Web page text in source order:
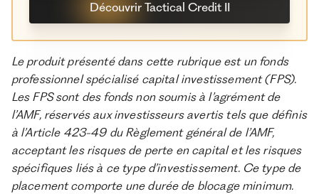
Découvrir Tactical Credit II
Le produit présenté dans cette rubrique est un fonds
professionnel spécialisé capital investissement (FPS).
Les FPS sont des fonds non soumis à l’agrément de
l’AMF, réservés aux investisseurs avertis tels que définis
à l’Article 423-49 du Règlement général de l’AMF,
acceptant les risques de perte en capital et les risques
spécifiques liés à ce type d’investissement. Ce type de
placement comporte une durée de blocage minimum.